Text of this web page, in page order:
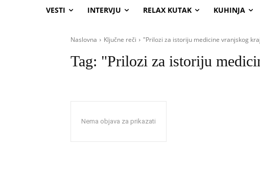
VESTI INTERVJU RELAX KUTAK KUHINJA
Naslovna Ključne reči "Prilozi za istoriju medicine vranjskog
Tag: "Prilozi za istoriju
Nema objava za prikazati